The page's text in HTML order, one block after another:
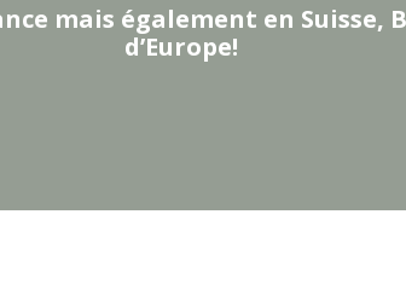
mais également en Suisse,
d’Europe!